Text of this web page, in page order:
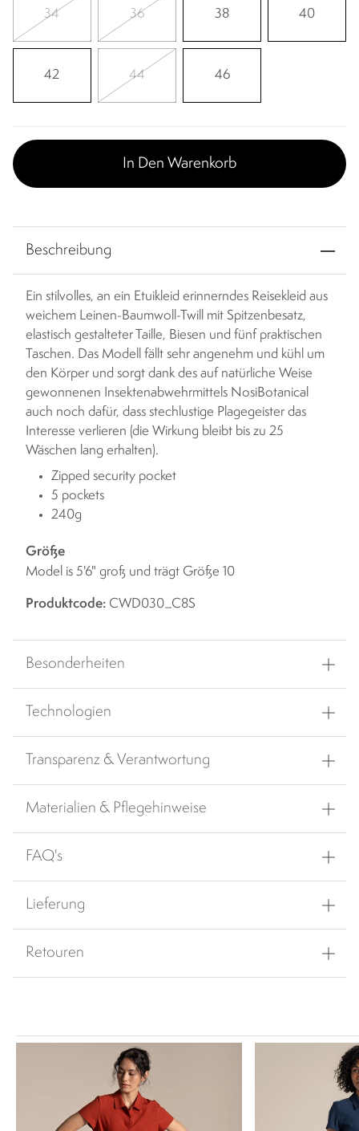
34 36 38 40
42 44 46
In Den Warenkorb
Beschreibung
Ein stilvolles, an ein Etuikleid erinnerndes Reisekleid aus
weichem Leinen-Baumwoll-Twill mit Spitzenbesatz,
elastisch gestalteter Taille, Biesen und fünf praktischen
Taschen. Das Modell fällt sehr angenehm und kühl um
den Körper und sorgt dank des auf natürliche Weise
gewonnenen Insektenabwehrmittels NosiBotanical
auch noch dafür, dass stechlustige Plagegeister das
Interesse verlieren (die Wirkung bleibt bis zu 25
Wäschen lang erhalten).
Zipped security pocket
5 pockets
240g
Größe
Model is 5'6" groß und trägt Größe 10
Produktcode: CWD030_C8S
Besonderheiten
Technologien
Transparenz & Verantwortung
Materialien & Pflegehinweise
FAQ's
Lieferung
Retouren